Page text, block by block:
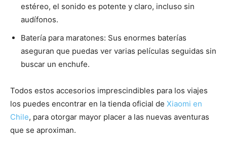
estéreo, el sonido es potente y claro, incluso sin
audífonos.
Batería para maratones: Sus enormes baterías
aseguran que puedas ver varias películas seguidas sin
buscar un enchufe.
Todos estos accesorios imprescindibles para los viajes
los puedes encontrar en la tienda oficial de Xiaomi en
Chile, para otorgar mayor placer a las nuevas aventuras
que se aproximan.